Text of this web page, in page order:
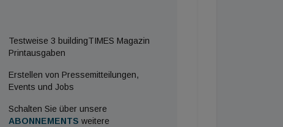
Testweise 3 buildingTIMES Magazin
Printausgaben
Erstellen von Pressemitteilungen,
Events und Jobs
Schalten Sie über unsere
ABONNEMENTS weitere